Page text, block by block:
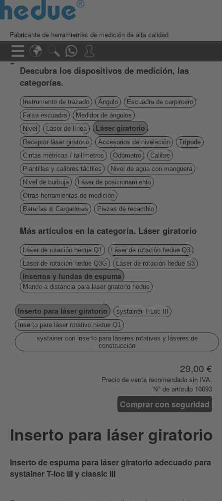
Fabricante de herramientas de medición de alta calidad
Descubra los dispositivos de medición, las
categorías.
Instrumento de trazado Ángulo
Escuadra de carpintero
Falsa escuadra
Medidor de ángulos
Nivel
Láser de línea Láser giratorio
Receptor láser giratorio Accesorios de nivelación
Trípode
Cintas métricas / tallímetros
Odómetro
Calibre
Plantillas y calibres táctiles
Nivel de agua con manguera
Nivel de burbuja
Láser de posicionamiento
Otras herramientas de medición
Baterías & Cargadores
Piezas de recambio
Más artículos en la categoría. Láser giratorio
Láser de rotación hedue Q1
Láser de rotación hedue Q3
Láser de rotación hedue Q3G
Láser de rotación hedue S3
Insertos y fundas de espuma
Mando a distancia para láser giratorio hedue
Inserto para láser giratorio
systainer T-Loc III
Inserto para láser rotativo hedue Q1
systainer con inserto para láseres rotativos y láseres de
construcción
29,00 €
Precio de venta recomendado sin IVA.
N° de artículo 10093
Comprar con seguridad
Inserto para láser giratorio
Inserto de espuma para láser giratorio adecuado para
systainer T-loc III y classic III